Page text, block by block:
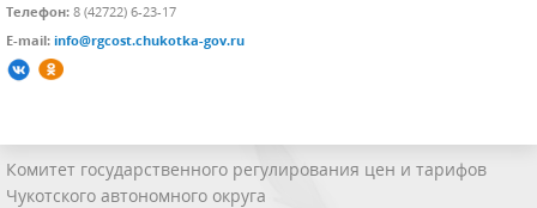
Телефон: 8 (42722) 6-23-17
E-mail: info@rgcost.chukotka-gov.ru
Комитет государственного регулирования цен и тарифов
Чукотского автономного округа